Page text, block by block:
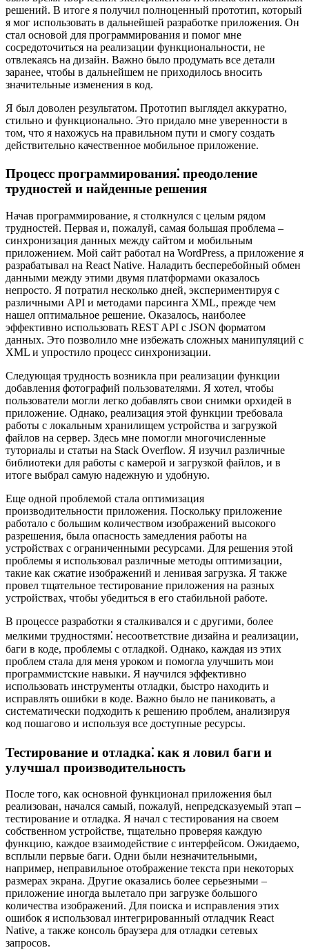
решений. В итоге я получил полноценный прототип, который
я мог использовать в дальнейшей разработке приложения. Он
стал основой для программирования и помог мне
сосредоточиться на реализации функциональности, не
отвлекаясь на дизайн. Важно было продумать все детали
заранее, чтобы в дальнейшем не приходилось вносить
значительные изменения в код.
Я был доволен результатом. Прототип выглядел аккуратно,
стильно и функционально. Это придало мне уверенности в
том, что я нахожусь на правильном пути и смогу создать
действительно качественное мобильное приложение.
Процесс программирования⁚ преодоление
трудностей и найденные решения
Начав программирование, я столкнулся с целым рядом
трудностей. Первая и, пожалуй, самая большая проблема –
синхронизация данных между сайтом и мобильным
приложением. Мой сайт работал на WordPress, а приложение я
разрабатывал на React Native. Наладить бесперебойный обмен
данными между этими двумя платформами оказалось
непросто. Я потратил несколько дней, экспериментируя с
различными API и методами парсинга XML, прежде чем
нашел оптимальное решение. Оказалось, наиболее
эффективно использовать REST API с JSON форматом
данных. Это позволило мне избежать сложных манипуляций с
XML и упростило процесс синхронизации.
Следующая трудность возникла при реализации функции
добавления фотографий пользователями. Я хотел, чтобы
пользователи могли легко добавлять свои снимки орхидей в
приложение. Однако, реализация этой функции требовала
работы с локальным хранилищем устройства и загрузкой
файлов на сервер. Здесь мне помогли многочисленные
туториалы и статьи на Stack Overflow. Я изучил различные
библиотеки для работы с камерой и загрузкой файлов, и в
итоге выбрал самую надежную и удобную.
Еще одной проблемой стала оптимизация
производительности приложения. Поскольку приложение
работало с большим количеством изображений высокого
разрешения, была опасность замедления работы на
устройствах с ограниченными ресурсами. Для решения этой
проблемы я использовал различные методы оптимизации,
такие как сжатие изображений и ленивая загрузка. Я также
провел тщательное тестирование приложения на разных
устройствах, чтобы убедиться в его стабильной работе.
В процессе разработки я сталкивался и с другими, более
мелкими трудностями⁚ несоответствие дизайна и реализации,
баги в коде, проблемы с отладкой. Однако, каждая из этих
проблем стала для меня уроком и помогла улучшить мои
программистские навыки. Я научился эффективно
использовать инструменты отладки, быстро находить и
исправлять ошибки в коде. Важно было не паниковать, а
систематически подходить к решению проблем, анализируя
код пошагово и используя все доступные ресурсы.
Тестирование и отладка⁚ как я ловил баги и
улучшал производительность
После того, как основной функционал приложения был
реализован, начался самый, пожалуй, непредсказуемый этап –
тестирование и отладка. Я начал с тестирования на своем
собственном устройстве, тщательно проверяя каждую
функцию, каждое взаимодействие с интерфейсом. Ожидаемо,
всплыли первые баги. Одни были незначительными,
например, неправильное отображение текста при некоторых
размерах экрана. Другие оказались более серьезными –
приложение иногда вылетало при загрузке большого
количества изображений. Для поиска и исправления этих
ошибок я использовал интегрированный отладчик React
Native, а также консоль браузера для отладки сетевых
запросов.